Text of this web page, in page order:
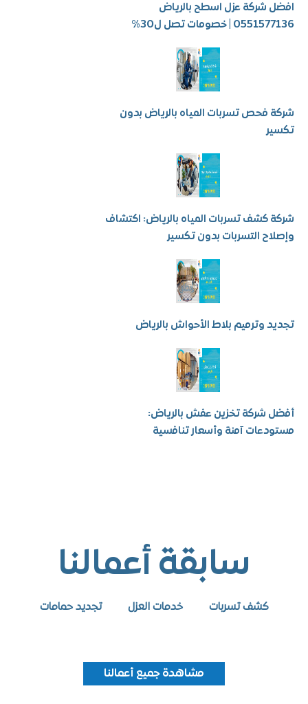
شركة عزل اسطح بالرياض
| خصومات تصل ل30%
فحص تسربات المياه بالرياض بدون
كشف تسربات المياه بالرياض: اكتشاف
التسربات بدون تكسير
وترميم بلاط الأحواش بالرياض
شركة تخزين عفش بالرياض:
آمنة وأسعار تنافسية
سابقة أعمالنا
كشف تسربات خدمات العزل تجديد حمامات
مشاهدة جميع أعمالنا